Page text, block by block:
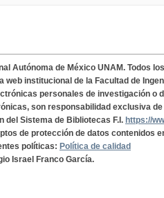
Autónoma de México UNAM. Todos
web institucional de la Facultad de
personales de investigación o
son responsabilidad exclusiva
del Sistema de Bibliotecas F.I. https://
de protección de datos contenidos
políticas: Política de calidad
Israel Franco García.